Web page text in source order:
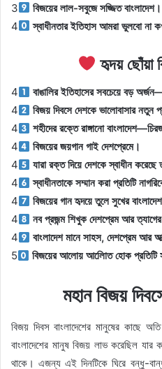
3
বিজয়ের লাল-সবুজে সজ্জিত বাংলাদেশ।
4
স্বাধীনতার ইতিহাস আমরা ভুলবো না
হৃদয় ছোঁয়া
4
বাঙালির ইতিহাসের সবচেয়ে বড়
4
বিজয় দিবসে দেশকে ভালোবাসার নতুন
4
শহীদের রক্তে রাঙ্গানো
4
বিজয়ের জয়গান গাই দেশপ্রেমে।
4
যারা রক্ত দিয়ে দেশকে স্বাধীন করেছে
4
স্বাধীনতাকে সম্মান করা প্রতিটি
4
বিজয়ের গান হৃদয়ে তুলে সুখের
4
নব প্রজন্ম শিখুক দেশপ্রেম আর ত্যাগের
4
বাংলাদেশ মানে সাহস, দেশপ্রেম আর
5
বিজয়ের আলোয় আলোিত হোক প্রতিটি
মহান বিজয়
বিজয় দিবস বাংলাদেশের মানুষের কাছে
বাংলাদেশের মানুষ বিজয় লাভ করেছিল যার
থাকে। এজন্য এই দিনটিকে ঘিরে বন্ধু-